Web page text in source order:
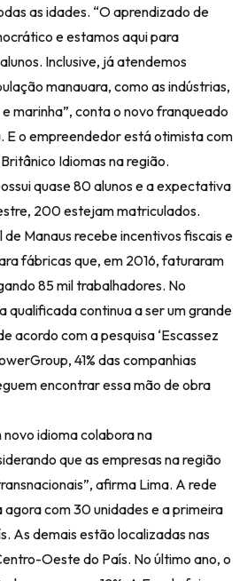
as idades. “O aprendizado de
e estamos aqui para
Inclusive, já atendemos
manauara, como as indústrias,
marinha”, conta o novo franqueado
E o empreendedor está otimista com
Idiomas na região.
quase 80 alunos e a expectativa
200 estejam matriculados.
de Manaus recebe incentivos fiscais e
fábricas que, em 2016, faturaram
85 mil trabalhadores. No
qualificada continua a ser um grande
acordo com a pesquisa ‘Escassez
41% das companhias
encontrar essa mão de obra
idioma colabora na
que as empresas na região
afirma Lima. A rede
com 30 unidades e a primeira
As demais estão localizadas nas
Oeste do País. No último ano, o